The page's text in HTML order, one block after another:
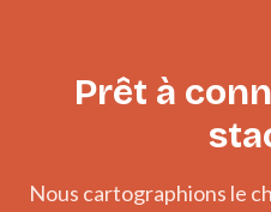
Prêt à
Nous cartographions le